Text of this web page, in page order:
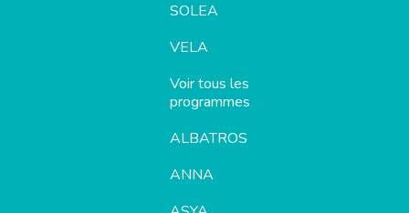
SOLEA
VELA
Voir tous les
programmes
ALBATROS
ANNA